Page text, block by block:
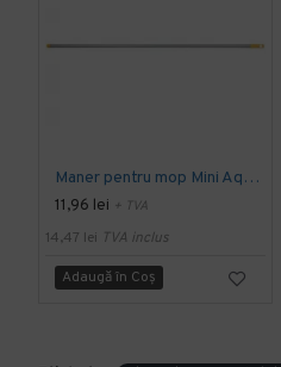
Maner pentru mop Mini Aquva tip spaghetti, gri, 205 grame, Vermop
11,96 lei + TVA
14,47 lei TVA inclus
Adaugă în Coş